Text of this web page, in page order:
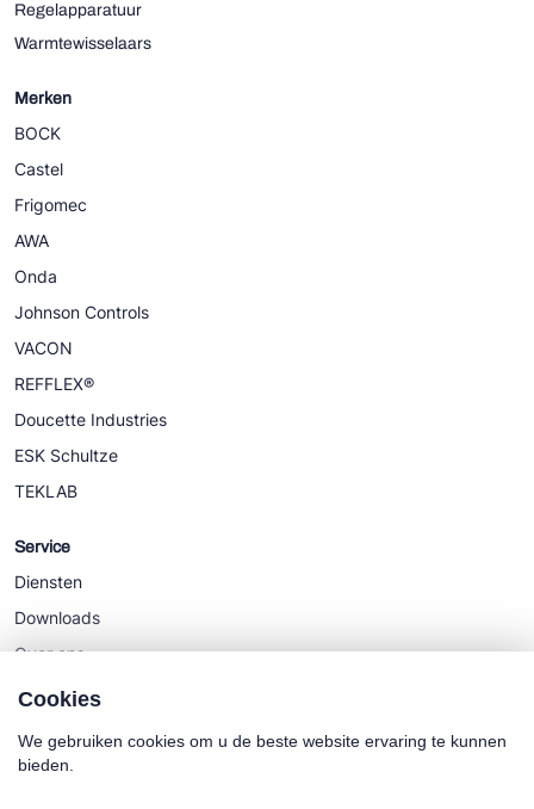
Regelapparatuur
Warmtewisselaars
Merken
BOCK
Castel
Frigomec
AWA
Onda
Johnson Controls
VACON
REFFLEX®
Doucette Industries
ESK Schultze
TEKLAB
Service
Diensten
Downloads
Over ons
Nieuws
Cookies
We gebruiken cookies om u de beste website ervaring te kunnen
bieden.